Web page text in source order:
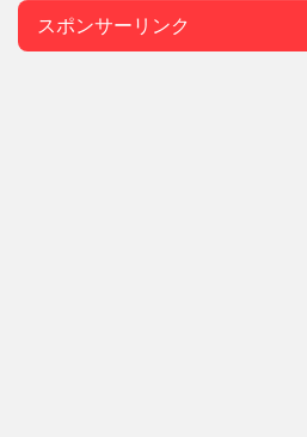
スポンサーリンク